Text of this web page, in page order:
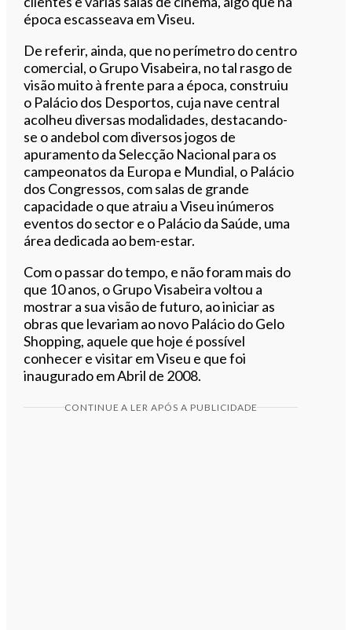
época escasseava em Viseu.
De referir, ainda, que no perímetro do centro
comercial, o Grupo Visabeira, no tal rasgo de
visão muito à frente para a época, construiu
o Palácio dos Desportos, cuja nave central
acolheu diversas modalidades, destacando-
se o andebol com diversos jogos de
apuramento da Selecção Nacional para os
campeonatos da Europa e Mundial, o Palácio
dos Congressos, com salas de grande
capacidade o que atraiu a Viseu inúmeros
eventos do sector e o Palácio da Saúde, uma
área dedicada ao bem-estar.
Com o passar do tempo, e não foram mais do
que 10 anos, o Grupo Visabeira voltou a
mostrar a sua visão de futuro, ao iniciar as
obras que levariam ao novo Palácio do Gelo
Shopping, aquele que hoje é possível
conhecer e visitar em Viseu e que foi
inaugurado em Abril de 2008.
CONTINUE A LER APÓS A PUBLICIDADE